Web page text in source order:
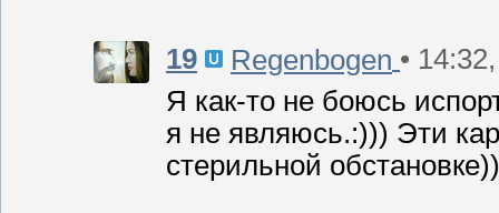
19 Regenbogen •
Я как-то не боюсь
я не являюсь.:))) Эти
стерильной обстановке))